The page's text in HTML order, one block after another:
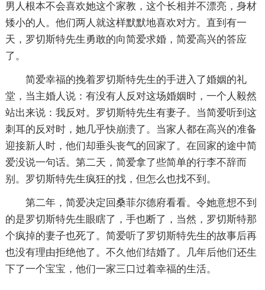
男人根本不会喜欢她这个家教，这个长相并不漂亮，身材
矮小的人。他们两人就这样默默地喜欢对方。直到有一
天，罗切斯特先生勇敢的向简爱求婚，简爱高兴的答应
了。
简爱幸福的挽着罗切斯特先生的手进入了婚姻的礼
堂，当主婚人说：有没有人反对这场婚姻时，一个人毅然
站出来说：我反对。罗切斯特先生有妻子。当简爱听到这
刺耳的反对时，她几乎快崩溃了。当家人都在高兴的准备
迎接新人时，他们却垂头丧气的回家了。在回家的途中简
爱没说一句话。第二天，简爱拿了些简单的行李不辞而
别。罗切斯特先生疯狂的找，但怎么也找不到。
第二年，简爱决定回桑菲尔德府看看。令她意想不到
的是罗切斯特先生眼瞎了，手也断了，当然，罗切斯特那
个疯掉的妻子也死了。简爱听了罗切斯特先生的故事后再
也没有理由拒绝他了。不久他们结婚了。几年后他们还生
下了一个宝宝，他们一家三口过着幸福的生活。